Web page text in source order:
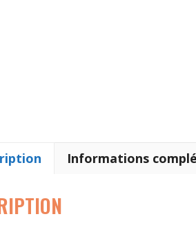
Informations